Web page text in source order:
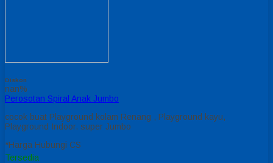
Diskon
nan%
Perosotan Spiral Anak Jumbo
cocok buat Playground kolam Renang , Playground kayu,
Playground Indoor. super Jumbo
*Harga Hubungi CS
Tersedia